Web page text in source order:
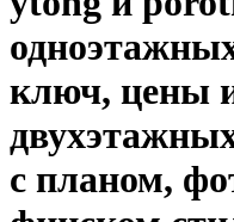
ключ, цены
с планом,